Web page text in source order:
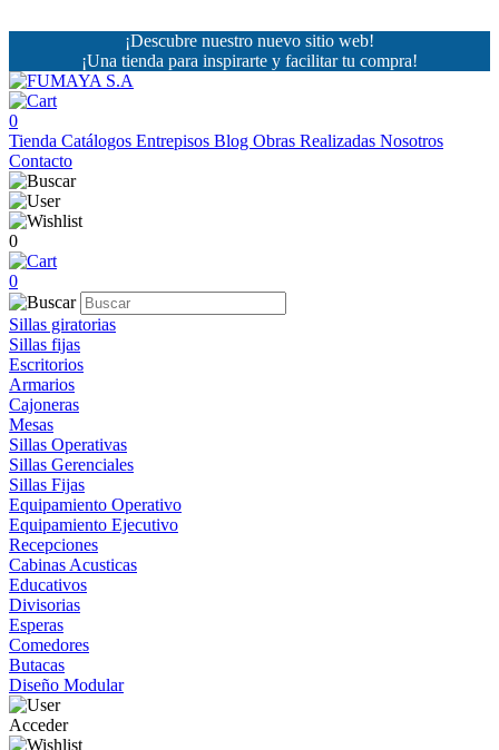
¡Descubre nuestro nuevo sitio web!
¡Una tienda para inspirarte y facilitar tu compra!
0
Tienda Catálogos Entrepisos Blog Obras Realizadas Nosotros
Contacto
0
0
Sillas giratorias
Sillas fijas
Escritorios
Armarios
Cajoneras
Mesas
Sillas Operativas
Sillas Gerenciales
Sillas Fijas
Equipamiento Operativo
Equipamiento Ejecutivo
Recepciones
Cabinas Acusticas
Educativos
Divisorias
Esperas
Comedores
Butacas
Diseño Modular
Acceder